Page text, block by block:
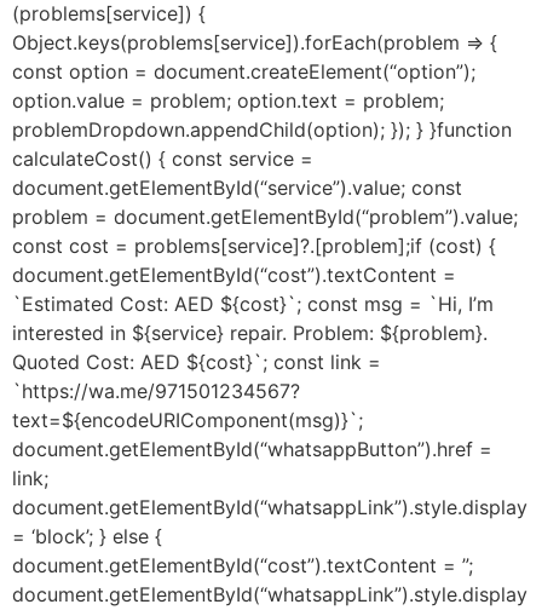
(problems[service]) {
Object.keys(problems[service]).forEach(problem => {
const option = document.createElement(“option”);
option.value = problem; option.text = problem;
problemDropdown.appendChild(option); }); } }function
calculateCost() { const service =
document.getElementById(“service”).value; const
problem = document.getElementById(“problem”).value;
const cost = problems[service]?.[problem];if (cost) {
document.getElementById(“cost”).textContent =
`Estimated Cost: AED ${cost}`; const msg = `Hi, I’m
interested in ${service} repair. Problem: ${problem}.
Quoted Cost: AED ${cost}`; const link =
`https://wa.me/971501234567?
text=${encodeURIComponent(msg)}`;
document.getElementById(“whatsappButton”).href =
link;
document.getElementById(“whatsappLink”).style.display
= ‘block’; } else {
document.getElementById(“cost”).textContent = ”;
document.getElementById(“whatsappLink”).style.display